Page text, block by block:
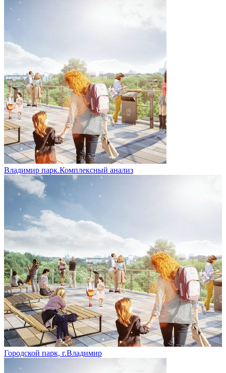
Владимир парк.Комплексный анализ
Городской парк, г.Владимир